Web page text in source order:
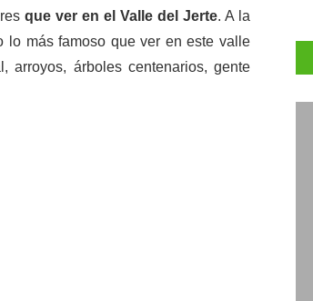
que ver en el Valle del Jerte. A la
lo más famoso que ver en este valle
arroyos, árboles centenarios, gente